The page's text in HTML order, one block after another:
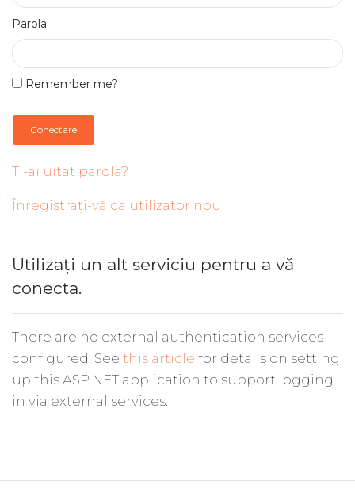
Parola
Remember me?
Conectare
Ti-ai uitat parola?
Înregistrați-vă ca utilizator nou
Utilizați un alt serviciu pentru a vă
conecta.
There are no external authentication services
configured. See this article for details on setting
up this ASP.NET application to support logging
in via external services.